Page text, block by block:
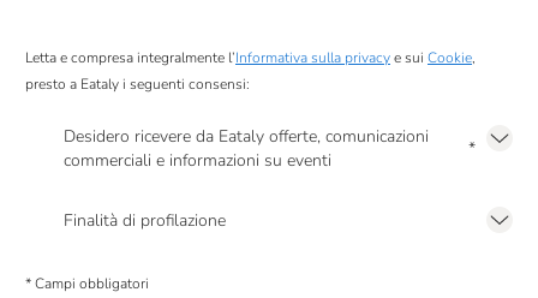
Letta e compresa integralmente l’Informativa sulla privacye sui Cookie,
presto a Eataly i seguenti consensi:
Desidero ricevere da Eataly offerte, comunicazioni
commerciali e informazioni su eventi
*
Finalità di profilazione
comunicazioni commerciali personalizzate, in caso di consenso prestato ai
* Campi obbligatori